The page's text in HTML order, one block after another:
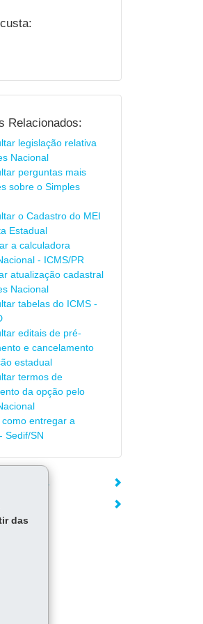
Relacionados:
legislação relativa
Nacional
perguntas mais
sobre o Simples
o Cadastro do MEI
Estadual
a calculadora
- ICMS/PR
atualização cadastral
Nacional
tabelas do ICMS -
editais de pré-
e cancelamento
estadual
termos de
da opção pelo
entregar a
Sedif/SN
das